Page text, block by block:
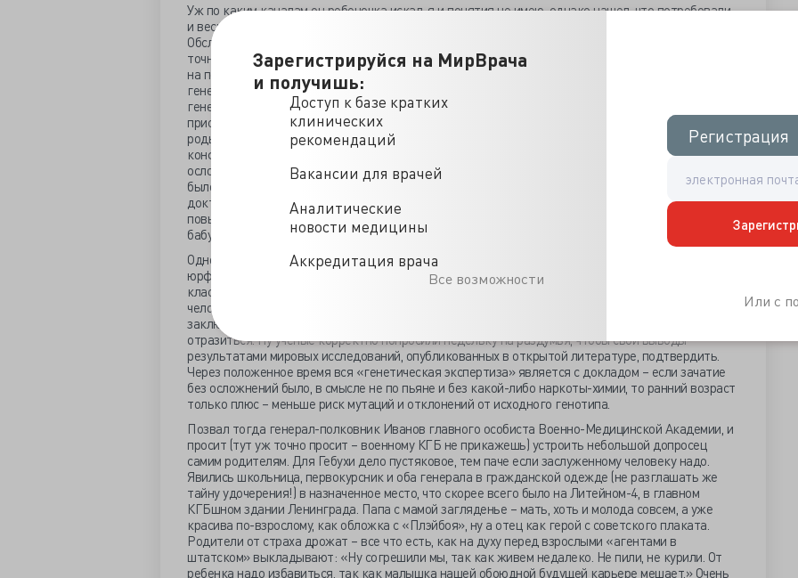
Зарегистрируйся на МирВрача
и получишь:
Доступ к базе кратких
клинических
рекомендаций
Вакансии для врачей
Аналитические
новости медицины
Аккредитация врача
Все возможности
Регистрация
Регистрация
Или с
Уж по каким каналам он ребеночка искал, я и понятия не имею, однако нашел, что потребовали,
и весьма быстро. Молодую беременную привез к себе на Кафедру аж за месяц до родов.
Обследовал полностью, убедился в полном здоровье, лучший курс витаминотерапии провел и
точно в срок сам роды принял. Ну подождал еще дней десять – проконтролировал, чтоб ребенок
на полноценном грудном питании был, и пошел докладывать начальнику академии. Оба
генерала пристальные смотрины «генотипа обоих сторон» устроили. И по документам
генеалогию родителей перекопали самым тщательным образом, и в личных «очных ставках»
присутствовали – младенец, как не поверни, на пять с плюсом. Девочка, две недели от роду,
роды неосложненные, быстрые, естественные. Вес три-триста. Ни группового, ни резусного
конфликтов, никаких заболеваний у матери ни до, ни во время беременности, ни токсикоза, ни
осложнений. Биологическая мать из самой, что есть благополучной семьи – питание беременной
было полноценным, психологические стрессы отсутствовали. Дедушка по материнской линии
доктор наук, бабушка – кандидат. По отцовской линии науки меньше, но общественный статус
повыше – дедушка был так себе, невесть каким партийным начальником в Ленисполкоме, а вот
бабушка из мира искусства – на весь мир известным преподавателем консерватории.
Одно только «но» оставалось – отец ребенка только месяц назад, как поступил на первый курс
юрфака Ленинградского Университета, а мама вообще малолетка – только перешла в девятый
класс средней школы. Озаботил этот факт медицинского генерала, собрал он всех знатоков
человеческой генетики у себя в кабинете и попросил (али приказал) дать им свое научное
заключение об молодом возрасте родителей, и как такой фактор на потомстве может
отразиться. Ну ученые корректно попросили недельку на раздумья, чтобы свои выводы
результатами мировых исследований, опубликованных в открытой литературе, подтвердить.
Через положенное время вся «генетическая экспертиза» является с докладом – если зачатие
без осложнений было, в смысле не по пьяне и без какой-либо наркоты-химии, то ранний возраст
только плюс – меньше риск мутаций и отклонений от исходного генотипа.
Позвал тогда генерал-полковник Иванов главного особиста Военно-Медицинской Академии, и
просит (тут уж точно просит – военному КГБ не прикажешь) устроить небольшой допросец
самим родителям. Для Гебухи дело пустяковое, тем паче если заслуженному человеку надо.
Явились школьница, первокурсник и оба генерала в гражданской одежде (не разглашать же
тайну удочерения!) в назначенное место, что скорее всего было на Литейном-4, в главном
КГБшном здании Ленинграда. Папа с мамой загляденье – мать, хоть и молода совсем, а уже
красива по-взрослому, как обложка с «Плэйбоя», ну а отец как герой с советского плаката.
Родители от страха дрожат – все что есть, как на духу перед взрослыми «агентами в
штатском» выкладывают: «Ну согрешили мы, так как живем недалеко. Не пили, не курили. От
ребенка надо избавиться, так как малышка нашей обоюдной будущей карьере мешает.» Очень